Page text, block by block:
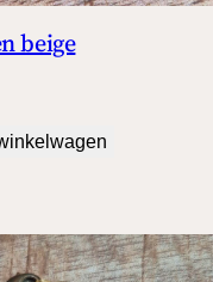
beige